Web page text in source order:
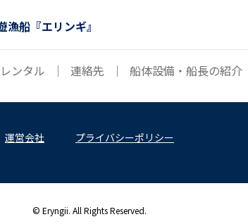
船『エリンギ』
レンタル ｜ 連絡先 ｜
船体設備・船長の紹介
運営会社 プライバシーポリシー
© Eryngii. All Rights Reserved.